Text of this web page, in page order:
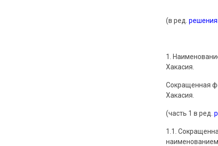
(в ред. решения
1.
Хакасия.
Сокращенная
Хакасия.
(часть 1 в ред.
1.1.